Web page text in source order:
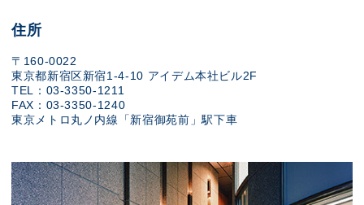
住所
〒160-0022
東京都新宿区新宿1-4-10 アイデム本社ビル2F
TEL：03-3350-1211
FAX：03-3350-1240
東京メトロ丸ノ内線「新宿御苑前」駅下車